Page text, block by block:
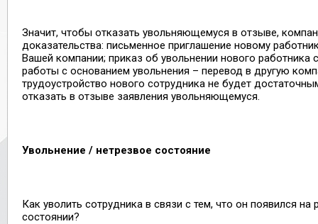
Значит, чтобы отказать увольняющемуся в отзыве,
доказательства: письменное приглашение новому
Вашей компании; приказ об увольнении нового
работы с основанием увольнения – перевод в другую
трудоустройство нового сотрудника не будет
отказать в отзыве заявления увольняющемуся.
Увольнение / нетрезвое состояние
Как уволить сотрудника в связи с тем, что он появился на
состоянии?